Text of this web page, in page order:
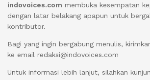
indovoices.com membuka kesempatan
dengan latar belakang apapun untuk
kontributor.
Bagi yang ingin bergabung menulis,
ke email redaksi@indovoices.com
Untuk informasi lebih lanjut, silahkan